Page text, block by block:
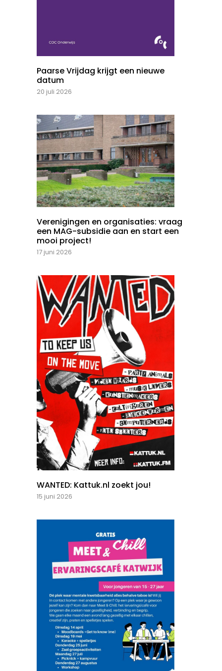
Paarse Vrijdag krijgt een nieuwe
datum
20 juli 2026
Verenigingen en organisaties: vraag
een MAG-subsidie aan en start een
mooi project!
17 juni 2026
WANTED: Kattuk.nl zoekt jou!
15 juni 2026